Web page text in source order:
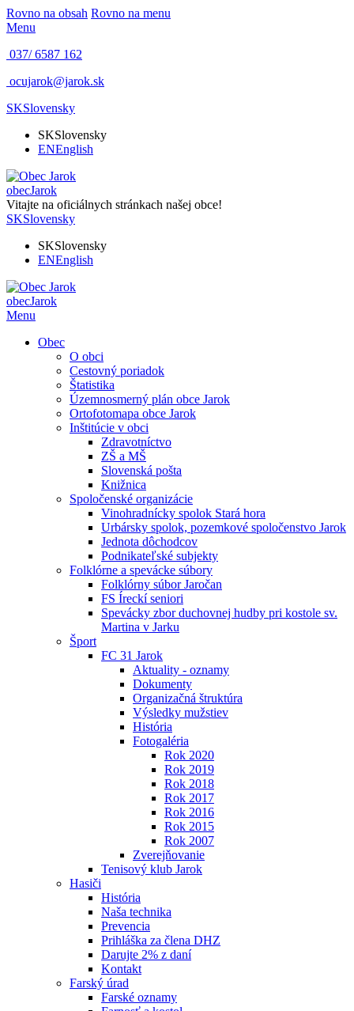
Rovno na obsah Rovno na menu
Menu
037/ 6587 162
ocujarok@jarok.sk
SKSlovensky
SKSlovensky
ENEnglish
obecJarok
Vitajte na oficiálnych stránkach našej obce!
SKSlovensky
SKSlovensky
ENEnglish
obecJarok
Menu
Obec
O obci
Cestovný poriadok
Štatistika
Územnosmerný plán obce Jarok
Ortofotomapa obce Jarok
Inštitúcie v obci
Zdravotníctvo
ZŠ a MŠ
Slovenská pošta
Knižnica
Spoločenské organizácie
Vinohradnícky spolok Stará hora
Urbársky spolok, pozemkové spoločenstvo Jarok
Jednota dôchodcov
Podnikateľské subjekty
Folklórne a spevácke súbory
Folklórny súbor Jaročan
FS Íreckí seniori
Spevácky zbor duchovnej hudby pri kostole sv.
Martina v Jarku
Šport
FC 31 Jarok
Aktuality - oznamy
Dokumenty
Organizačná štruktúra
Výsledky mužstiev
História
Fotogaléria
Rok 2020
Rok 2019
Rok 2018
Rok 2017
Rok 2016
Rok 2015
Rok 2007
Zverejňovanie
Tenisový klub Jarok
Hasiči
História
Naša technika
Prevencia
Prihláška za člena DHZ
Darujte 2% z daní
Kontakt
Farský úrad
Farské oznamy